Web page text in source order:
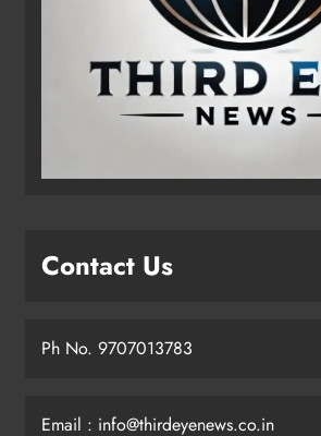
Contact Us
Ph No. 9707013783
Email : info@thirdeyenews.co.in